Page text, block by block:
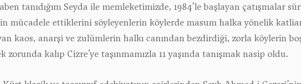
tanıdığım Seyda ile memleketimizde, 1984’le başlayan çatışmalar
mücadele ettiklerini söyleyenlerin köylerde masum halka yönelik
kaos, anarşi ve zulümlerin halkı canından bezdirdiği, zorla köylerin
kalıp Cizre’ye taşınmamızla 11 yaşında tanışmak nasip oldu.